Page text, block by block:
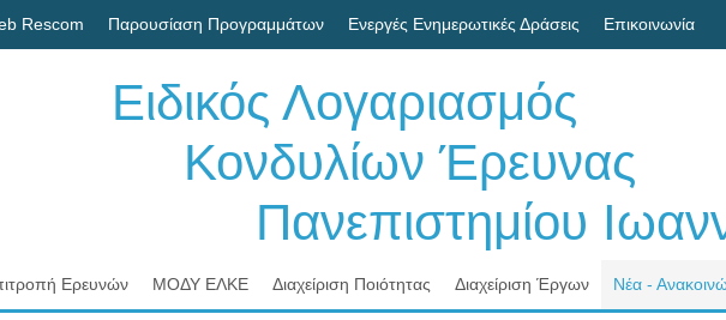
Rescom Παρουσίαση Προγραμμάτων Ενεργές Ενημερωτικές Δράσεις Επικοινωνία
Ειδικός Λογαριασμός
Κονδυλίων Έρευνας
Πανεπιστημίου
Ερευνών ΜΟΔΥ ΕΛΚΕ Διαχείριση Ποιότητας Διαχείριση Έργων Νέα -